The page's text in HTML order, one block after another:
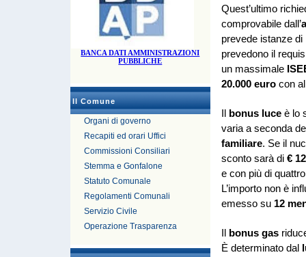
BANCA DATI AMMINISTRAZIONI
PUBBLICHE
Il Comune
Organi di governo
Recapiti ed orari Uffici
Commissioni Consiliari
Stemma e Gonfalone
Statuto Comunale
Regolamenti Comunali
Servizio Civile
Operazione Trasparenza
Quest’ultimo
comprovabile dall’
prevede istanze
prevedono il
un massimale
20.000 eurocon
bonus luceè lo
varia a seconda
familiare. Se il
sconto sarà di €
e con più di
L’importo non è
emesso su 12
bonus gas
È determinato dal